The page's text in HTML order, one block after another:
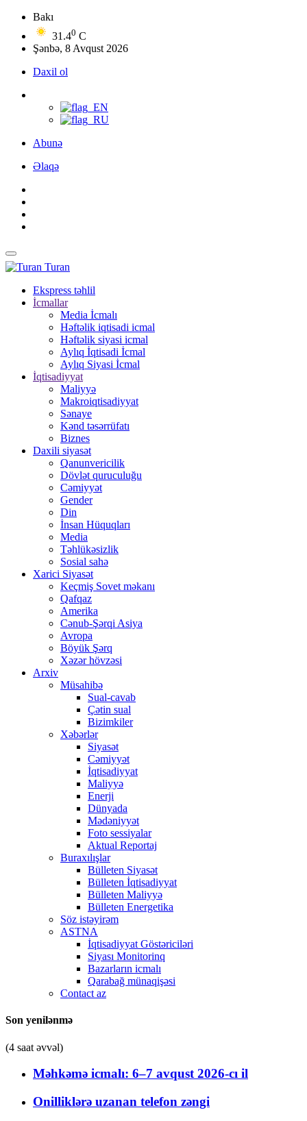
Bakı
31.40 C
Şənbə, 8 Avqust 2026
Daxil ol
Abunə
Əlaqə
Turan
Ekspress təhlil
İcmallar
Media İcmalı
Həftəlik iqtisadi icmal
Həftəlik siyasi icmal
Aylıq İqtisadi İcmal
Aylıq Siyasi İcmal
İqtisadiyyat
Maliyyə
Makroiqtisadiyyat
Sənaye
Kənd təsərrüfatı
Biznes
Daxili siyasət
Qanunvericilik
Dövlət quruculuğu
Cəmiyyət
Gender
Din
İnsan Hüquqları
Media
Təhlükəsizlik
Sosial sahə
Xarici Siyasət
Keçmiş Sovet məkanı
Qafqaz
Amerika
Cənub-Şərqi Asiya
Avropa
Böyük Şərq
Xəzər hövzəsi
Arxiv
Müsahibə
Sual-cavab
Çətin sual
Bizimkiler
Xəbərlər
Siyasət
Cəmiyyət
İqtisadiyyat
Maliyyə
Enerji
Dünyada
Mədəniyyət
Foto sessiyalar
Aktual Reportaj
Buraxılışlar
Bülleten Siyasət
Bülleten İqtisadiyyat
Bülleten Maliyyə
Bülleten Energetika
Söz istəyirəm
ASTNA
İqtisadiyyat Göstəriciləri
Siyası Monitorinq
Bazarların icmalı
Qarabağ münaqişəsi
Contact az
Son yenilənmə
(4 saat əvvəl)
Məhkəmə icmalı: 6–7 avqust 2026-cı il
Onilliklərə uzanan telefon zəngi